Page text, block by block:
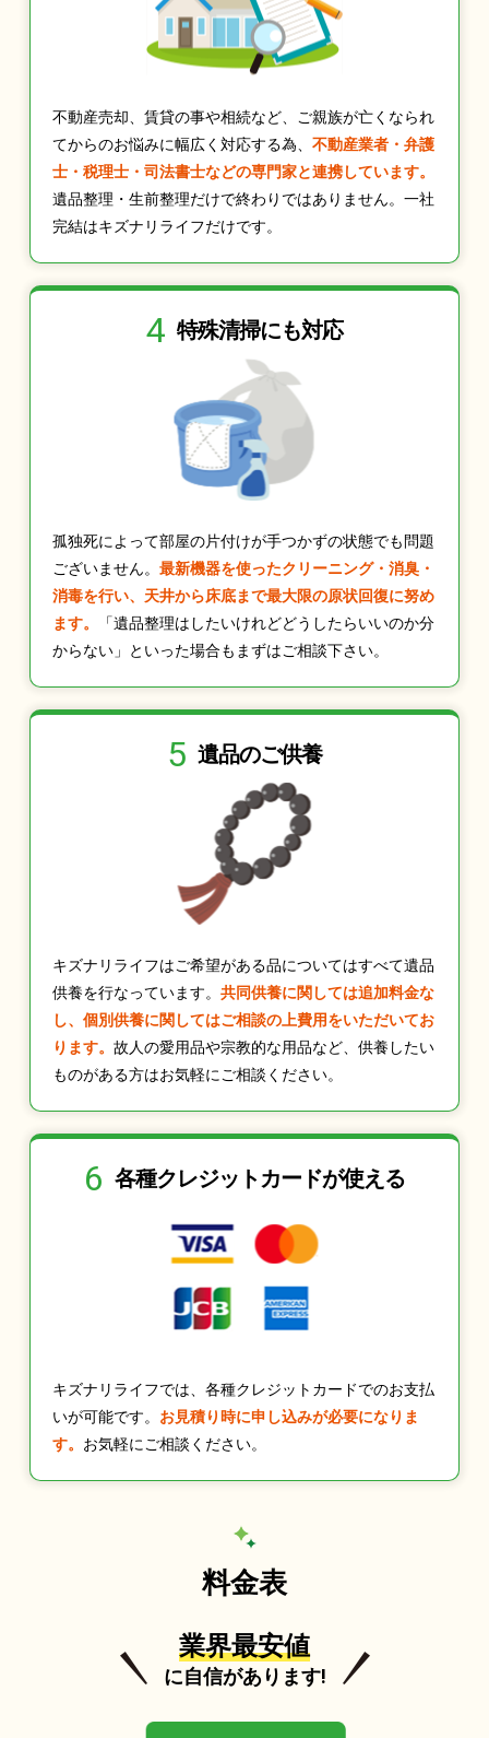
不動産売却、賃貸の事や相続など、ご親族が亡くなられ
てからのお悩みに幅広く対応する為、 不動産業者・弁護
士・税理士・司法書士などの専門家と連携しています。
遺品整理・生前整理だけで終わりではありません。一社
完結はキズナリライフだけです。
4 特殊清掃にも対応
孤独死によって部屋の片付けが手つかずの状態でも問題
ございません。 最新機器を使ったクリーニング・消臭・
消毒を行い、天井から床底まで最大限の原状回復に努め
ます。
「遺品整理はしたいけれどどうしたらいいのか分
からない」といった場合もまずはご相談下さい。
5 遺品のご供養
キズナリライフはご希望がある品についてはすべて遺品
供養を行なっています。 共同供養に関しては追加料金な
し、個別供養に関してはご相談の上費用をいただいてお
ります。 故人の愛用品や宗教的な用品など、供養したい
ものがある方はお気軽にご相談ください。
6 各種クレジットカードが使える
キズナリライフでは、各種クレジットカードでのお支払
いが可能です。 お見積り時に申し込みが必要になりま
す。 お気軽にご相談ください。
料金表
業界最安値
に自信があります!